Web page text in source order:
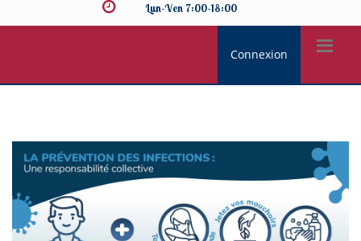
Lun-Ven 7:00-18:00
Connexion